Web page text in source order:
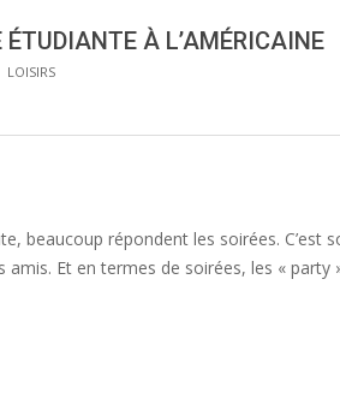
ÉTUDIANTE À L’AMÉRICAINE
LOISIRS
beaucoup répondent les soirées.
Et en termes de soirées, les « party